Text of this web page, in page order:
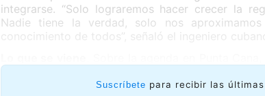
integrarse. “Solo lograremos hacer crecer la
Nadie tiene la verdad, solo nos
conocimiento de todos”, señaló el ingeniero cubano.
Foro, superior al primero. Esta edición cuenta
“Los cambios -comentó- se basan en buena
Suscríbete para recibir las